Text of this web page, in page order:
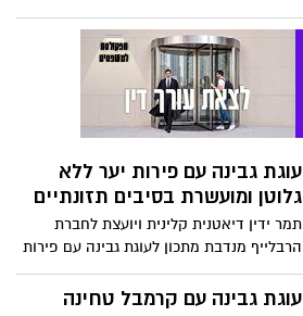
הפירות והירקות לרשתות המזון, מתכון למנה
קלילה וטעימה, המורכבת מאבוקדו טרי, דג
לברק ושפע ירקות: בודהה בול. המנה קלה
להכנה, מזינה ומתאימה כארוחה עיקרית או
כארוחת ביניים בתפריט יומי מאוזן
עוגת גבינה עם פירות יער ללא
גלוטן ומועשרת בסיבים תזונתיים
תמר ידין דיאטנית קלינית ויועצת לחברת
הרבלייף מנדבת מתכון לעוגת גבינה עם פירות
יער ללא גלוטן ומועשרת בסיבים תזונתיים
עוגת גבינה עם קרמבל טחינה